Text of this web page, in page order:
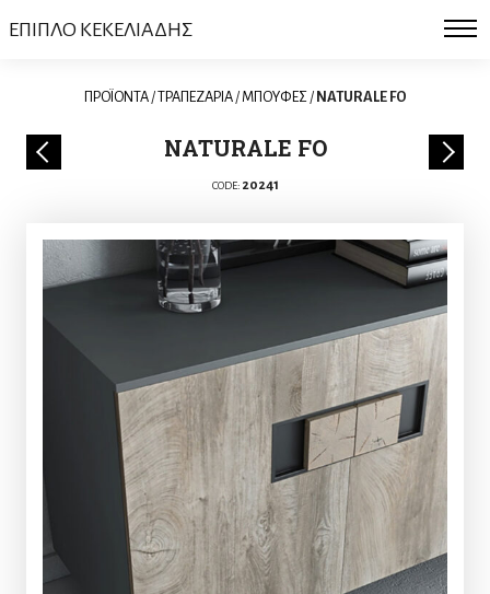
ΕΠΙΠΛΟ ΚΕΚΕΛΙΑΔΗΣ
ΠΡΟΪΟΝΤΑ/ΤΡΑΠΕΖΑΡΙΑ/ΜΠΟΥΦΕΣ/ NATURALE FO
NATURALE FO
CODE: 20241